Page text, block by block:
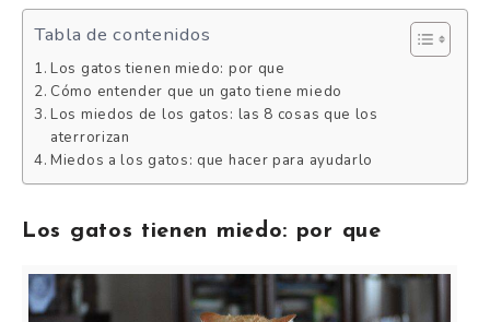
Tabla de contenidos
Los gatos tienen miedo: por que
Cómo entender que un gato tiene miedo
Los miedos de los gatos: las 8 cosas que los
aterrorizan
Miedos a los gatos: que hacer para ayudarlo
Los gatos tienen miedo: por que